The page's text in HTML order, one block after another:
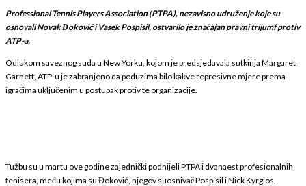
Professional Tennis Players Association (PTPA), nezavisno udruženje koje su
osnovali Novak Đoković i Vasek Pospisil, ostvarilo je značajan pravni trijumf protiv
ATP-a.
Odlukom saveznog suda u New Yorku, kojom je predsjedavala sutkinja Margaret
Garnett, ATP-u je zabranjeno da poduzima bilo kakve represivne mjere prema
igračima uključenim u postupak protiv te organizacije.
Tužbu su u martu ove godine zajednički podnijeli PTPA i dvanaest profesionalnih
tenisera, među kojima su Đoković, njegov suosnivač Pospisil i Nick Kyrgios,